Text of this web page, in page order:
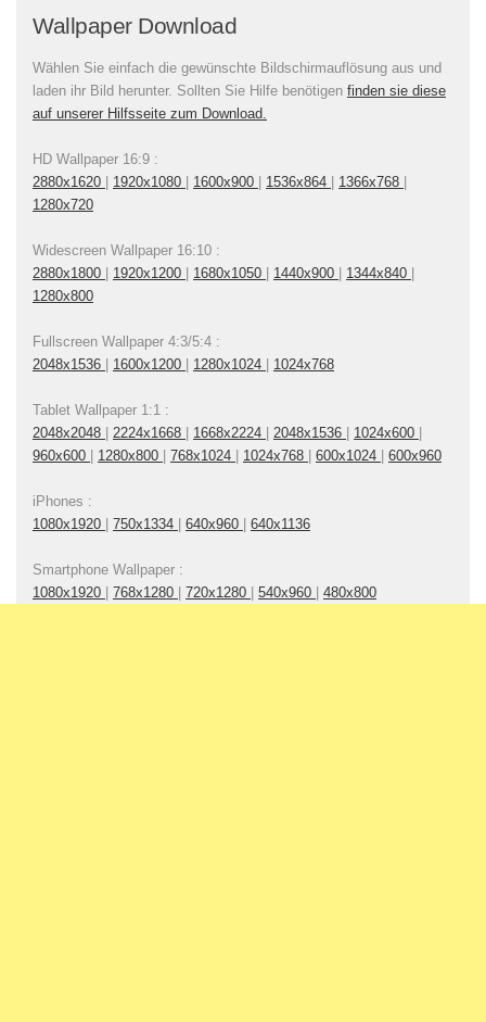
Wallpaper Download
Wählen Sie einfach die gewünschte Bildschirmauflösung aus und
laden ihr Bild herunter. Sollten Sie Hilfe benötigen finden sie diese
auf unserer Hilfsseite zum Download.
HD Wallpaper 16:9 :
2880x1620 | 1920x1080 | 1600x900 | 1536x864 | 1366x768 |
1280x720
Widescreen Wallpaper 16:10 :
2880x1800 | 1920x1200 | 1680x1050 | 1440x900 | 1344x840 |
1280x800
Fullscreen Wallpaper 4:3/5:4 :
2048x1536 | 1600x1200 | 1280x1024 | 1024x768
Tablet Wallpaper 1:1 :
2048x2048 | 2224x1668 | 1668x2224 | 2048x1536 | 1024x600 |
960x600 | 1280x800 | 768x1024 | 1024x768 | 600x1024 | 600x960
iPhones :
1080x1920 | 750x1334 | 640x960 | 640x1136
Smartphone Wallpaper :
1080x1920 | 768x1280 | 720x1280 | 540x960 | 480x800